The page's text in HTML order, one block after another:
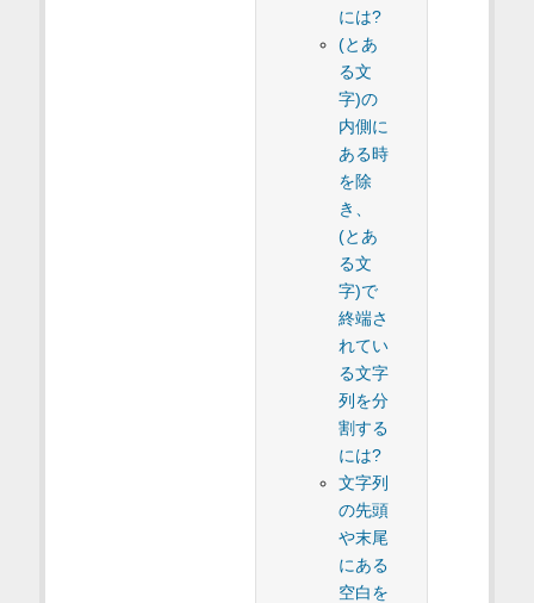
には?
(とあ
る文
字)の
内側に
ある時
を除
き、
(とあ
る文
字)で
終端さ
れてい
る文字
列を分
割する
には?
文字列
の先頭
や末尾
にある
空白を